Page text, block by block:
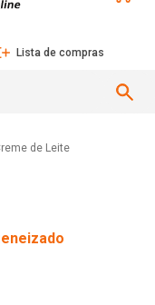
Lista de compras
de Leite